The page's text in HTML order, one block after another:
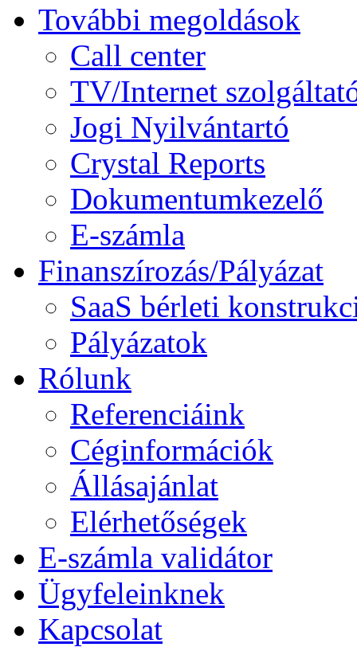
További megoldások
Call center
TV/Internet
Jogi Nyilvántartó
Crystal Reports
Dokumentumkezelő
E-számla
Finanszírozás/Pályázat
SaaS bérleti
Pályázatok
Rólunk
Referenciáink
Céginformációk
Állásajánlat
Elérhetőségek
E-számla validátor
Ügyfeleinknek
Kapcsolat